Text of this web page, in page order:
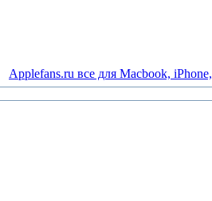
Applefans.ru все для Macbook, iPhone,